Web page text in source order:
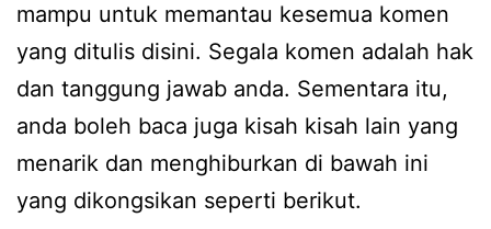
mampu untuk memantau kesemua komen
yang ditulis disini. Segala komen adalah hak
dan tanggung jawab anda. Sementara itu,
anda boleh baca juga kisah kisah lain yang
menarik dan menghiburkan di bawah ini
yang dikongsikan seperti berikut.